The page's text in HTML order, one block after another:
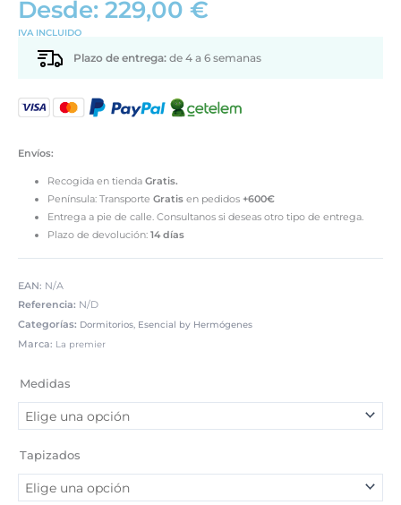
Desde: 229,00 €
IVA INCLUIDO
Plazo de entrega: de 4 a 6 semanas
Envíos:
Recogida en tienda Gratis.
Península: Transporte Gratisen pedidos +600€
Entrega a pie de calle. Consultanos si deseas otro tipo de entrega.
Plazo de devolución: 14 días
EAN: N/A
Referencia: N/D
Categorías: Dormitorios, Esencial by Hermógenes
Marca: La premier
Medidas
Tapizados
tapizado
La
Premier
cantidad